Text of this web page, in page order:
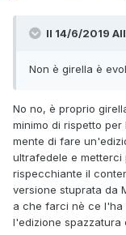
Il 14/6/2019
Non è girella è
No no, è proprio
minimo di rispetto
mente di fare
ultrafedele e
rispecchiante il
versione stuprata da
a che farci nè ce l'ha
l'edizione spazzatura